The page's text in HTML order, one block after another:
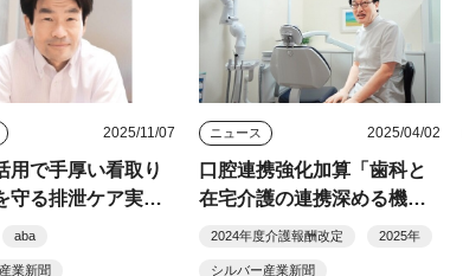
2025/11/07
用で手厚い看取り
守る排泄ケア実
やヘルプパッドを
aba
業新聞
ニュース 2025/04/02
口腔連携強化加算「歯科と
在宅介護の連携深める機会
に」
2024年度介護報酬改定 2025年
シルバー産業新聞